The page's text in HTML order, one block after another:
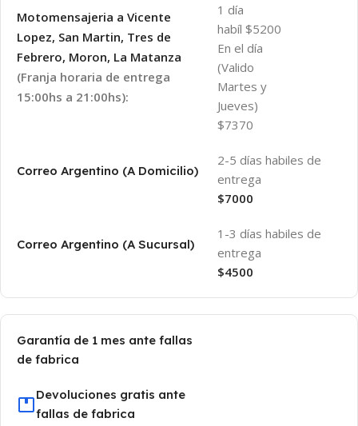
Motomensajeria a Vicente
Lopez, San Martin, Tres de
Febrero, Moron, La Matanza
(Franja horaria de entrega
15:00hs a 21:00hs):
1 día
habíl $5200
En el día
(Valido
Martes y
Jueves)
$7370
Correo Argentino (A Domicilio)
2-5 días habiles de
entrega
$7000
Correo Argentino (A Sucursal)
1-3 días habiles de
entrega
$4500
Garantía de 1 mes ante fallas
de fabrica
Devoluciones gratis ante
fallas de fabrica